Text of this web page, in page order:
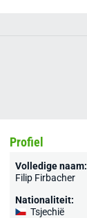
Profiel
Volledige naam:
Filip Firbacher
Nationaliteit:
Tsjechië